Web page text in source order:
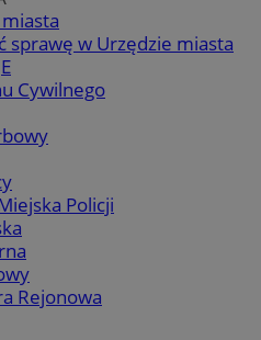
sprawę w Urzędzie miasta
Cywilnego
Policji
Rejonowa